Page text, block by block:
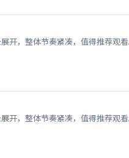
，整体节奏紧凑，值得推荐观看
，整体节奏紧凑，值得推荐观看